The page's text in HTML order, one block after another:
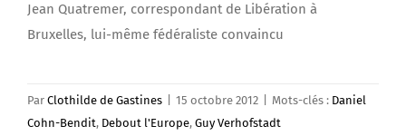
Jean Quatremer, correspondant de Libération à
Bruxelles, lui-même fédéraliste convaincu
Par Clothilde de Gastines 15 octobre 2012 Mots-clés : Daniel
Cohn-Bendit, Debout l'Europe, Guy Verhofstadt